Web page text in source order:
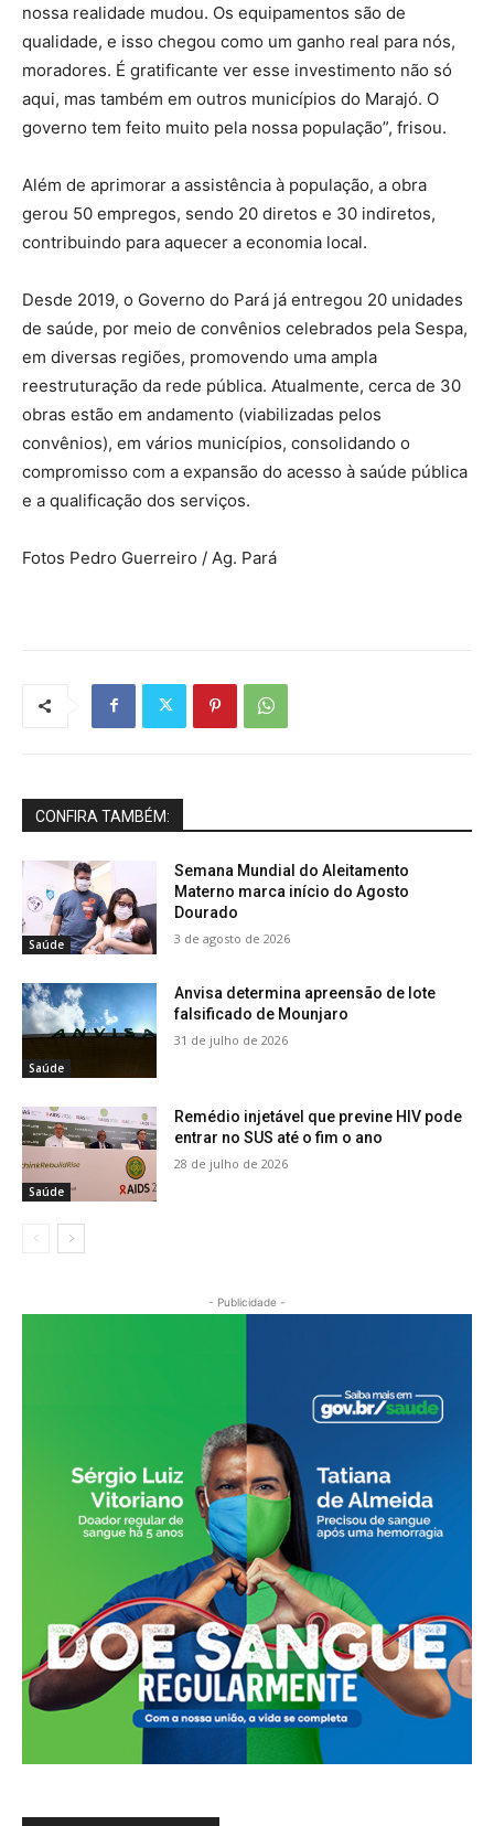
nossa realidade mudou. Os equipamentos são de
qualidade, e isso chegou como um ganho real para nós,
moradores. É gratificante ver esse investimento não só
aqui, mas também em outros municípios do Marajó. O
governo tem feito muito pela nossa população”, frisou.
Além de aprimorar a assistência à população, a obra
gerou 50 empregos, sendo 20 diretos e 30 indiretos,
contribuindo para aquecer a economia local.
Desde 2019, o Governo do Pará já entregou 20 unidades
de saúde, por meio de convênios celebrados pela Sespa,
em diversas regiões, promovendo uma ampla
reestruturação da rede pública. Atualmente, cerca de 30
obras estão em andamento (viabilizadas pelos
convênios), em vários municípios, consolidando o
compromisso com a expansão do acesso à saúde pública
e a qualificação dos serviços.
Fotos Pedro Guerreiro / Ag. Pará
CONFIRA TAMBÉM:
Saúde
Semana Mundial do Aleitamento
Materno marca início do Agosto
Dourado
3 de agosto de 2026
Saúde
Anvisa determina apreensão de lote
falsificado de Mounjaro
31 de julho de 2026
Saúde
Remédio injetável que previne HIV pode
entrar no SUS até o fim o ano
28 de julho de 2026
- Publicidade -